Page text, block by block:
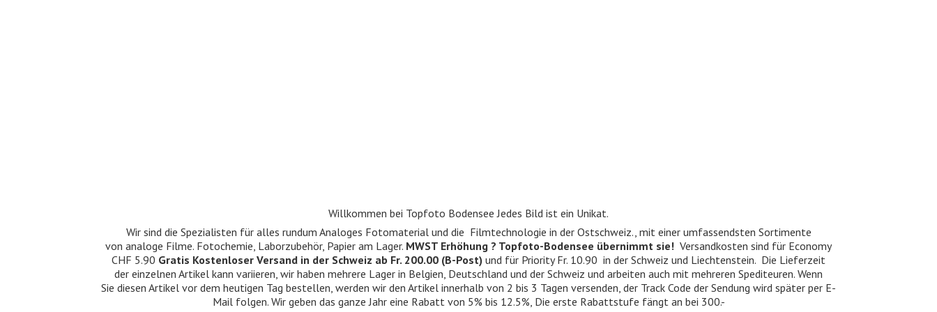
Willkommen bei Topfoto Bodensee Jedes Bild ist ein Unikat.
Wir sind die Spezialisten für alles rundum Analoges Fotomaterial und die Filmtechnologie in der Ostschweiz., mit einer umfassendsten Sortimente
von analoge Filme. Fotochemie, Laborzubehör, Papier am Lager. MWST Erhöhung ? Topfoto-Bodensee übernimmt sie! Versandkosten sind für Economy
CHF 5.90 Gratis Kostenloser Versand in der Schweiz ab Fr. 200.00 (B-Post) und für Priority Fr. 10.90 in der Schweiz und Liechtenstein. Die Lieferzeit
der einzelnen Artikel kann variieren, wir haben mehrere Lager in Belgien, Deutschland und der Schweiz und arbeiten auch mit mehreren Spediteuren. Wenn
Sie diesen Artikel vor dem heutigen Tag bestellen, werden wir den Artikel innerhalb von 2 bis 3 Tagen versenden, der Track Code der Sendung wird später per E-
Mail folgen. Wir geben das ganze Jahr eine Rabatt von 5% bis 12.5%, Die erste Rabattstufe fängt an bei 300.-